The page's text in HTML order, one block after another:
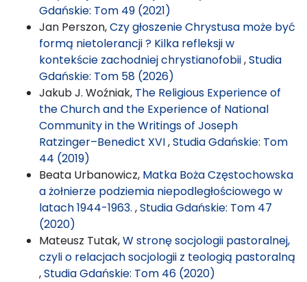
Gdańskie: Tom 49 (2021)
Jan Perszon,Czy głoszenie Chrystusa może być
formą nietolerancji ? Kilka refleksji w
kontekście zachodniej chrystianofobii,Studia
Gdańskie: Tom 58 (2026)
Jakub J. Woźniak, The Religious Experience of
the Church and the Experience of National
Community in the Writings of Joseph
Ratzinger–Benedict XVI,Studia Gdańskie: Tom
44 (2019)
Beata Urbanowicz, Matka Boża Częstochowska
a żołnierze podziemia niepodległościowego w
latach 1944-1963. ,Studia Gdańskie: Tom 47
(2020)
Mateusz Tutak,W stronę socjologii pastoralnej,
czyli o relacjach socjologii z teologią pastoralną
,Studia Gdańskie: Tom 46 (2020)